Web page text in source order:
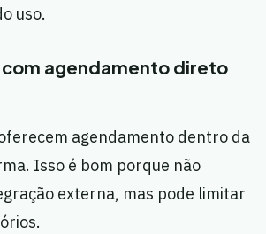
uso.
agendamento direto
agendamento dentro da
Isso é bom porque não
externa, mas pode limitar